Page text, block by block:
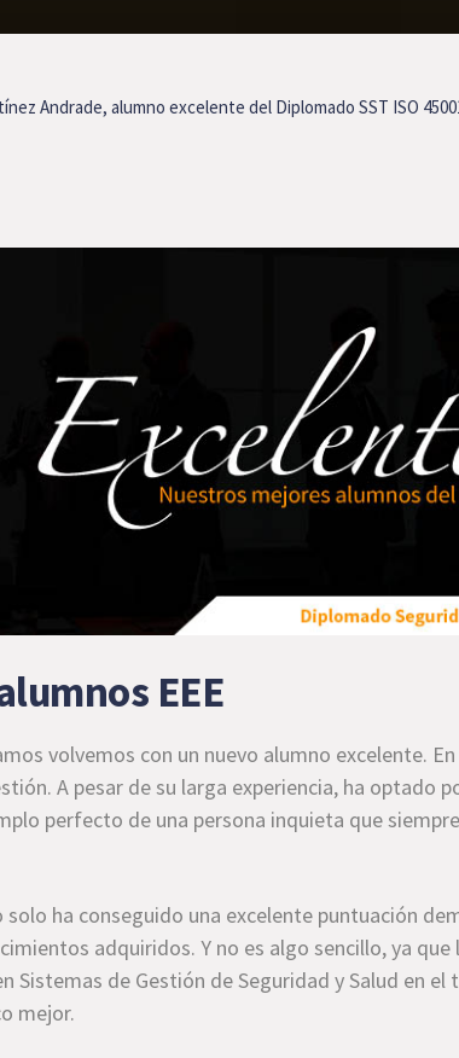
Andrade, alumno excelente del Diplomado SST ISO
EEE
volvemos con un nuevo alumno excelente.
A pesar de su larga experiencia, ha optado
perfecto de una persona inquieta que
solo ha conseguido una excelente puntuación
adquiridos. Y no es algo sencillo, ya
Sistemas de Gestión de Seguridad y Salud en
mejor.